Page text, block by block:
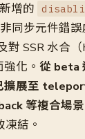
增的
同步元件錯
對 SSR 水合
化。 從 beta
擴展至
等複合場景
結。